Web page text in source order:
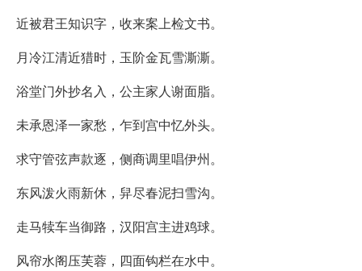
近被君王知识字，收来案上检文书。
月冷江清近猎时，玉阶金瓦雪澌澌。
浴堂门外抄名入，公主家人谢面脂。
未承恩泽一家愁，乍到宫中忆外头。
求守管弦声款逐，侧商调里唱伊州。
东风泼火雨新休，舁尽春泥扫雪沟。
走马犊车当御路，汉阳宫主进鸡球。
风帘水阁压芙蓉，四面钩栏在水中。